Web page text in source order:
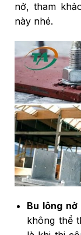
nở, tham
này nhé.
Bu lông
không thể